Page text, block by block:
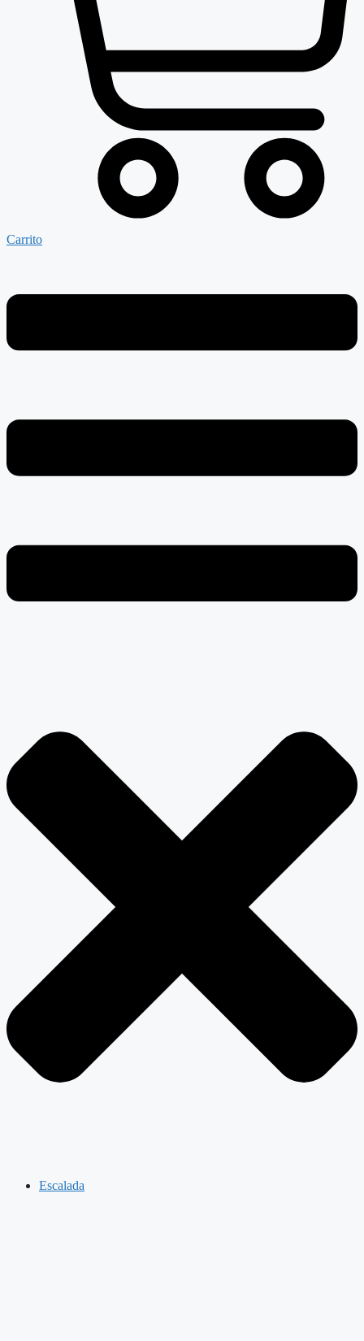
Carrito
Escalada